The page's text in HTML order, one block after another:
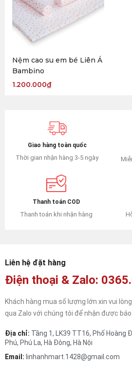
Nệm cao su em bé Liên Á
Bambino
1.200.000₫
Giao hàng toàn quốc
Thời gian nhận hàng 3-5 ngày
Thanh toán COD
Thanh toán khi nhận hàng
Liên hệ đặt hàng
Điện thoại & Zalo:
Khách hàng mua số lượng lớn xin vui
qua Zalo với chúng tôi để nhận được
Địa chỉ: Tầng 1, LK39 TT16, Phố Hoàng
Phú, Phú La, Hà Đông, Hà Nội
Email: linhanhmart.1428@gmail.com